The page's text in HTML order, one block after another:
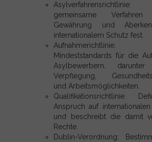
gemeinsame
Gewährung und
internationalem Schutz fest.
Mindeststandards für die
Asylbewerbern, darunter
Verpflegung,
und Arbeitsmöglichkeiten.
Qualifikationsrichtlinie:
Anspruch auf
und beschreibt die damit
Rechte.
Dublin-Verordnung: